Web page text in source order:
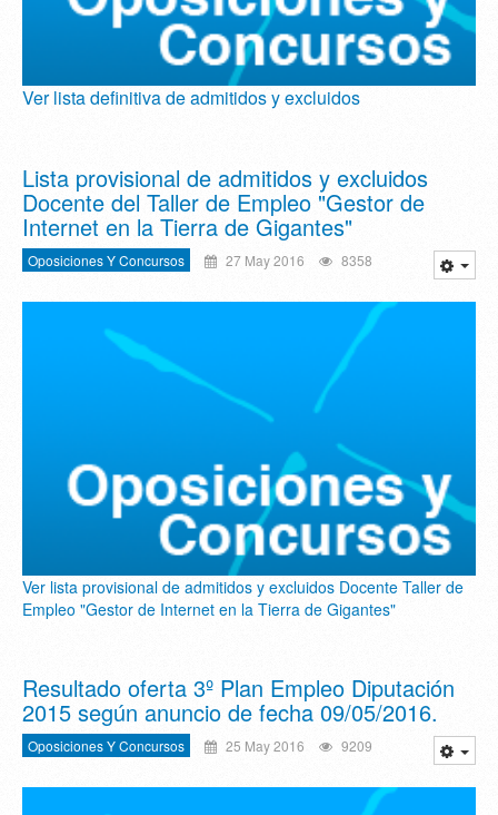
Ver lista definitiva de admitidos y excluidos
Lista provisional de admitidos y excluidos
Docente del Taller de Empleo "Gestor de
Internet en la Tierra de Gigantes"
Oposiciones Y Concursos 27 May 2016 8358
Ver lista provisional de admitidos y excluidos Docente Taller de
Empleo "Gestor de Internet en la Tierra de Gigantes"
Resultado oferta 3º Plan Empleo Diputación
Oposiciones Y Concursos 25 May 2016 9209